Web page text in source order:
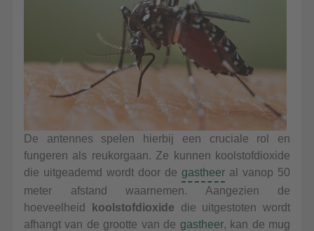
De antennes spelen hierbij een cruciale rol en
fungeren als reukorgaan. Ze kunnen koolstofdioxide
die uitgeademd wordt door de gastheer al vanop 50
meter afstand waarnemen. Aangezien de
hoeveelheid
koolstofdioxide die uitgestoten wordt
afhangt van de grootte van de gastheer, kan de mug